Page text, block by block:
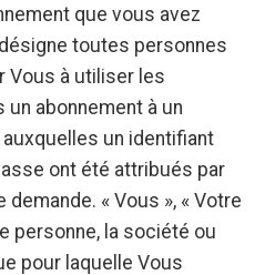
que vous avez
toutes personnes
Vous à utiliser les
abonnement à un
un identifiant
ont été attribués par
« Vous », « Votre
personne, la société ou
pour laquelle Vous